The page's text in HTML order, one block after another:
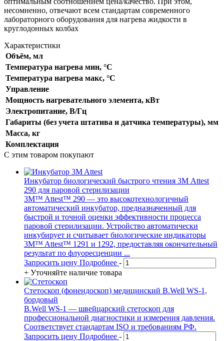
несомненно, отвечают всем стандартам современного
лабораторного оборудования для нагрева жидкости в
круглодонных колбах
Характеристики
Объём, мл
Температура нагрева мин, °C
Температура нагрева макс, °C
Управление
Мощность нагревательного элемента, кВт
Электропитание, В/Гц
Габариты (без учета штатива и датчика температуры), мм
Масса, кг
Комплектация
С этим товаром покупают
Инкубатор биологический быстрого чтения 3М Attest
290 для паровой стерилизации
3M™ Attest™ 290 — это высокотехнологичный
автоматический инкубатор, предназначенный для
быстрой и точной оценки эффективности процесса
паровой стерилизации. Устройство автоматически
инкубирует и считывает биологические индикаторы
3M™ Attest™ 1291 и 1292, предоставляя окончательный
результат по флуоресценции ...
Запросить цену Подробнее -
+ Уточняйте наличие товара
Стетоскоп (фонендоскоп) медицинский B.Well WS-1,
бордовый
B.Well WS-1 — швейцарский стетоскоп для
профессиональной диагностики и измерения давления.
Соответствует стандартам ISO и требованиям РФ.
Запросить цену Подробнее -